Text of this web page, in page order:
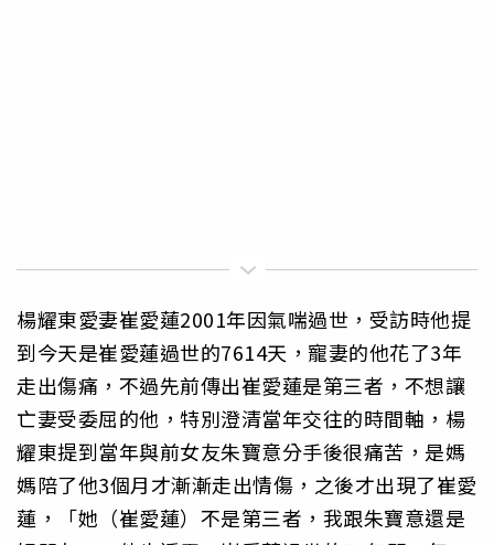
楊耀東愛妻崔愛蓮2001年因氣喘過世，受訪時他提
到今天是崔愛蓮過世的7614天，寵妻的他花了3年
走出傷痛，不過先前傳出崔愛蓮是第三者，不想讓
亡妻受委屈的他，特別澄清當年交往的時間軸，楊
耀東提到當年與前女友朱寶意分手後很痛苦，是媽
媽陪了他3個月才漸漸走出情傷，之後才出現了崔愛
蓮，「她（崔愛蓮）不是第三者，我跟朱寶意還是